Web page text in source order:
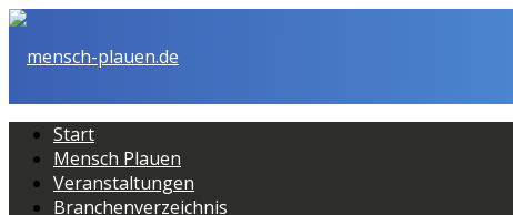
Start
Mensch Plauen
Veranstaltungen
Branchenverzeichnis